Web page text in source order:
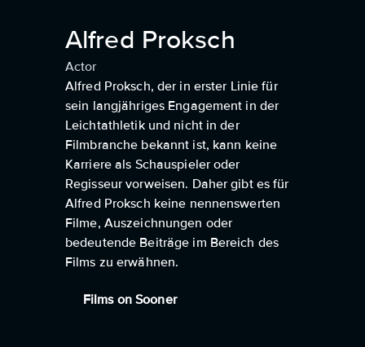
Alfred Proksch
Actor
Alfred Proksch, der in erster Linie für
sein langjähriges Engagement in der
Leichtathletik und nicht in der
Filmbranche bekannt ist, kann keine
Karriere als Schauspieler oder
Regisseur vorweisen. Daher gibt es für
Alfred Proksch keine nennenswerten
Filme, Auszeichnungen oder
bedeutende Beiträge im Bereich des
Films zu erwähnen.
Films on Sooner